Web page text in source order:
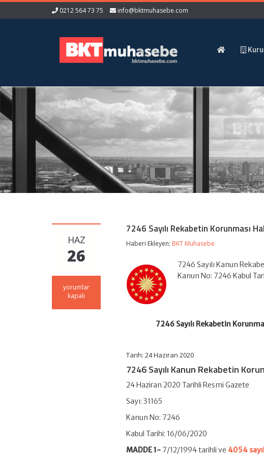
0212 564 73 75 info@bktmuhasebe.com
HAZ
26
7246
Sayılı
yorumlar
kapalı
7246 Sayılı Rekabetin Korunması
Haberi Ekleyen: BKT Muhasebe
7246 Sayılı Kanun
Kanun No: 7246 Kabul
7246 Sayılı Rekabetin
Tarih: 24 Haziran 2020
7246 Sayılı Kanun Rekabetin
24 Haziran 2020 Tarihli Resmi Gazete
Sayı: 31165
Kanun No: 7246
Kabul Tarihi: 16/06/2020
MADDE 1- 7/12/1994 tarihli ve 4054